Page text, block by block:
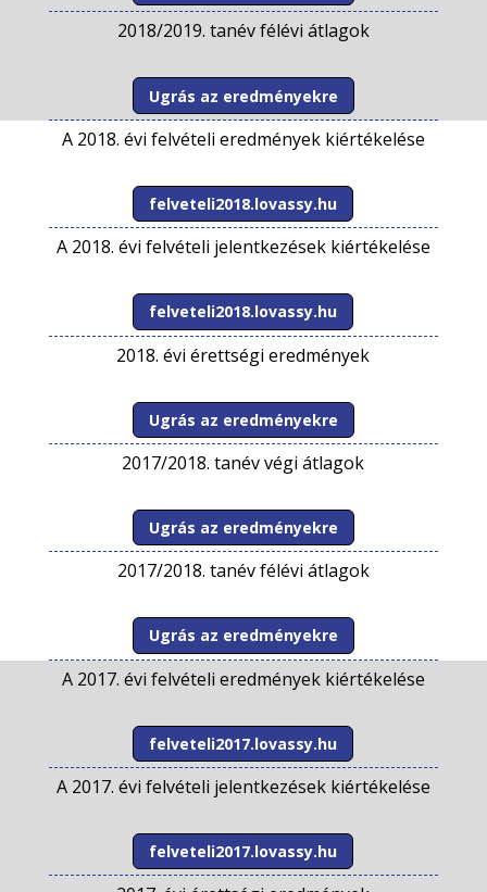
2018/2019. tanév félévi átlagok
Ugrás az eredményekre
A 2018. évi felvételi eredmények kiértékelése
felveteli2018.lovassy.hu
A 2018. évi felvételi jelentkezések kiértékelése
felveteli2018.lovassy.hu
2018. évi érettségi eredmények
Ugrás az eredményekre
2017/2018. tanév végi átlagok
Ugrás az eredményekre
2017/2018. tanév félévi átlagok
Ugrás az eredményekre
A 2017. évi felvételi eredmények kiértékelése
felveteli2017.lovassy.hu
A 2017. évi felvételi jelentkezések kiértékelése
felveteli2017.lovassy.hu